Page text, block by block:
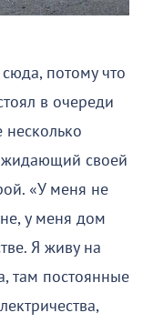
потому что
в очереди
своей
«У меня не
у меня дом
Я живу на
там постоянные